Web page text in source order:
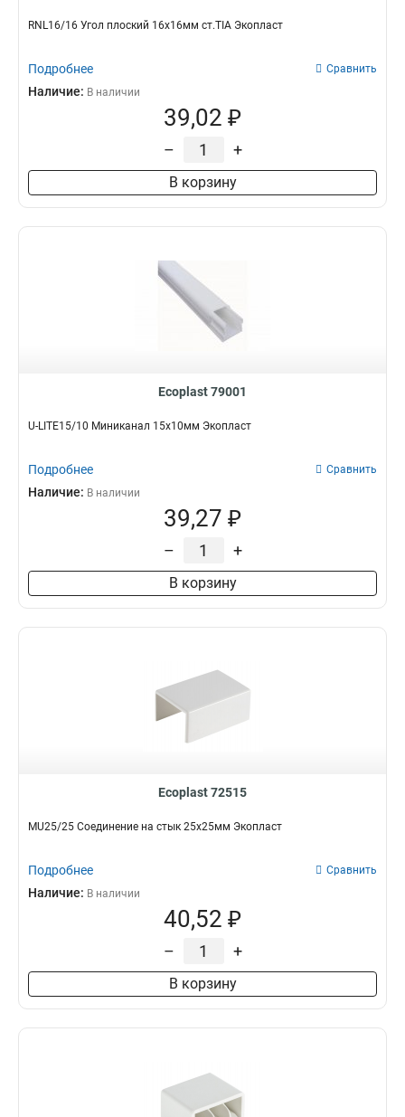
RNL16/16 Угол плоский 16х16мм ст.TIA Экопласт
Подробнее Сравнить
Наличие: В наличии
39,02 ₽
– +
В корзину
Ecoplast 79001
U-LITE15/10 Миниканал 15х10мм Экопласт
Подробнее Сравнить
Наличие: В наличии
39,27 ₽
– +
В корзину
Ecoplast 72515
MU25/25 Соединение на стык 25х25мм Экопласт
Подробнее Сравнить
Наличие: В наличии
40,52 ₽
– +
В корзину